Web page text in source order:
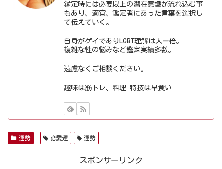
鑑定時には必要以上の潜在意識が流れ込む事
もあり、適宜、鑑定者にあった言葉を選択し
て伝えていく。
自身がゲイでありLGBT理解は人一倍。
複雑な性の悩みなど鑑定実績多数。
遠慮なくご相談ください。
趣味は筋トレ、料理 特技は早食い
運勢 恋愛運 運勢
スポンサーリンク